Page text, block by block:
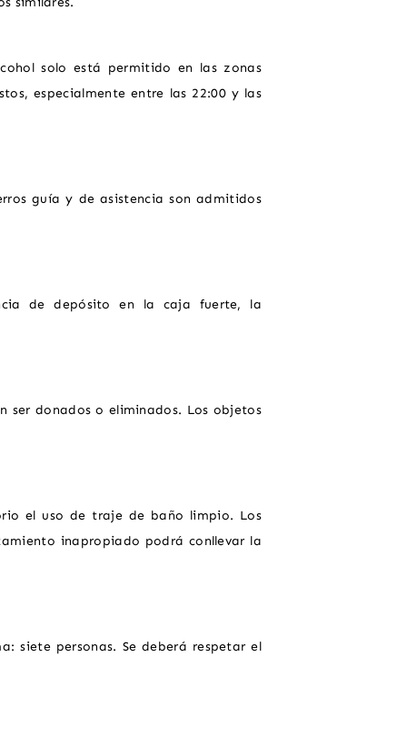
solo está permitido en las zonas
especialmente entre las 22:00 y las
guía y de asistencia son admitidos
de depósito en la caja fuerte, la
ser donados o eliminados. Los objetos
el uso de traje de baño limpio. Los
inapropiado podrá conllevar la
siete personas. Se deberá respetar el